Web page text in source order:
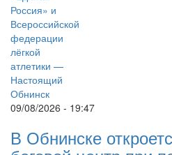
09/08/2026 - 19:47
В Обнинске